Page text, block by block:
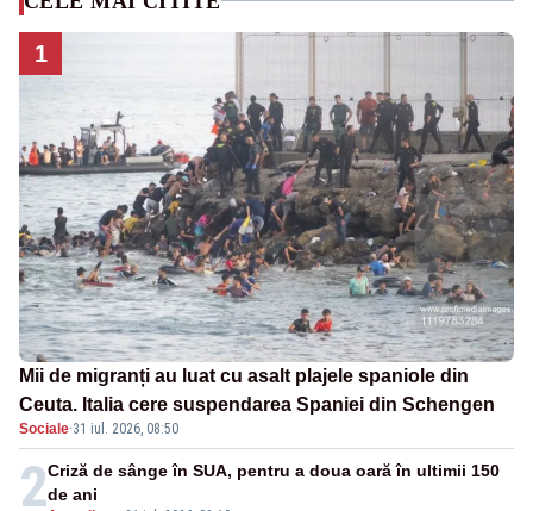
1
Mii de migranți au luat cu asalt plajele spaniole din
Ceuta. Italia cere suspendarea Spaniei din Schengen
Sociale·31 iul. 2026, 08:50
2Criză de sânge în SUA, pentru a doua oară în ultimii 150
de ani